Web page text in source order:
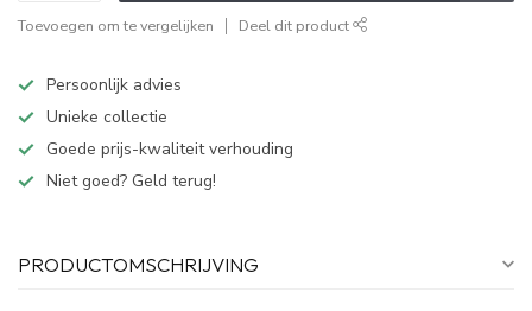
Toevoegen om te vergelijken Deel dit product
Persoonlijk advies
Unieke collectie
Goede prijs-kwaliteit verhouding
Niet goed? Geld terug!
PRODUCTOMSCHRIJVING